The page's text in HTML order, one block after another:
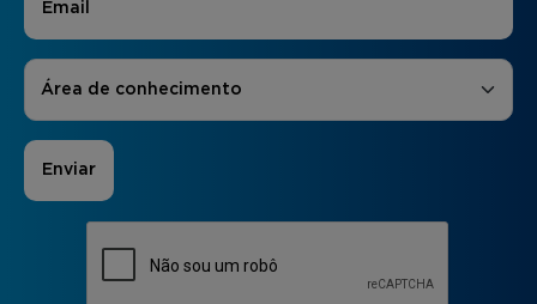
Áreas de Interesse
Área de conhecimento